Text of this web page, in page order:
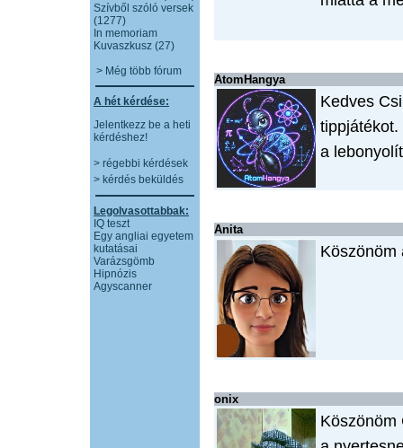
Szívből szóló versek
(1277)
In memoriam
Kuvaszkusz (27)
> Még több fórum
A hét kérdése:
Jelentkezz be a heti
kérdéshez!
> régebbi kérdések
> kérdés beküldés
Legolvasottabbak:
IQ teszt
Egy angliai egyetem
kutatásai
Varázsgömb
Hipnózis
Agyscanner
AtomHangya
Kedves
a
Anita
Köszönöm
onix
Köszönöm